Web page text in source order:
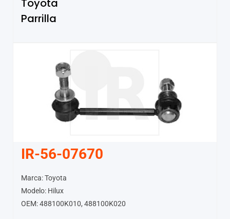
Toyota
Parrilla
IR-56-07670
Marca: Toyota
Modelo: Hilux
OEM: 488100K010, 488100K020